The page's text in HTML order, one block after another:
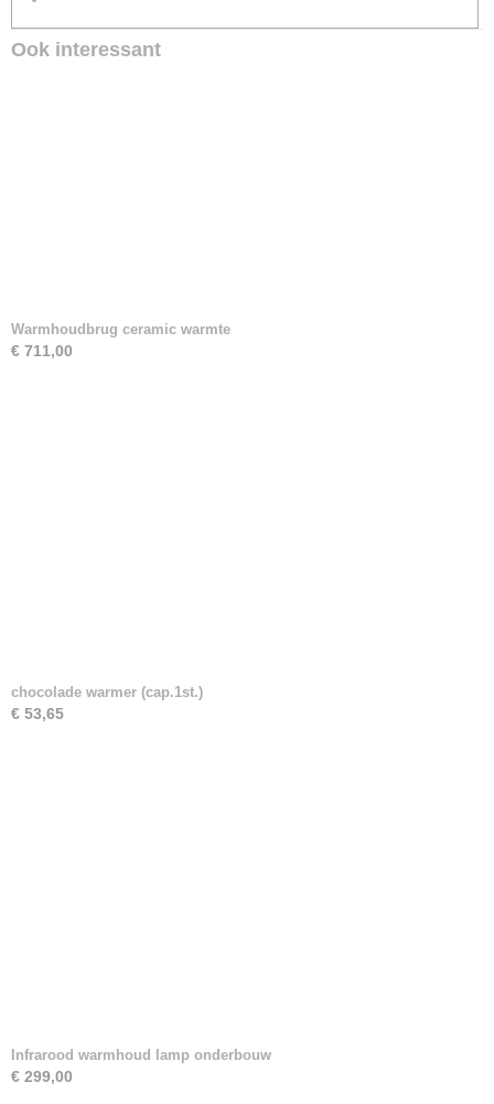
Ook interessant
Warmhoudbrug ceramic warmte
€ 711,00
chocolade warmer (cap.1st.)
€ 53,65
Infrarood warmhoud lamp onderbouw
€ 299,00